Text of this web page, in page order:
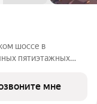
шоссе в
пятиэтажных
до
также
мне